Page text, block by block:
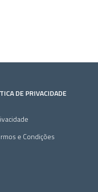
DE PRIVACIDADE
e Condições